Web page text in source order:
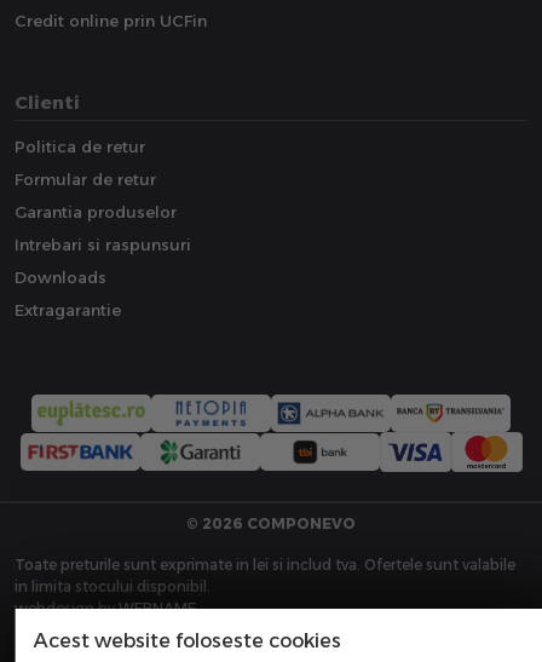
Credit online prin UCFin
Clienti
Politica de retur
Formular de retur
Garantia produselor
Intrebari si raspunsuri
Downloads
Extragarantie
© 2026 COMPONEVO
Toate preturile sunt exprimate in lei si includ tva. Ofertele sunt valabile
in limita stocului disponibil.
webdesign byWEBNAME
Acest website foloseste cookies